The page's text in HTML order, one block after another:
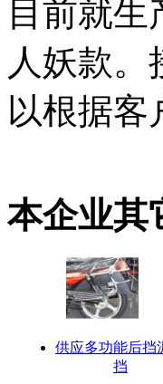
目前就
人妖款
以根据
本企业其
供应多功能后挡
挡